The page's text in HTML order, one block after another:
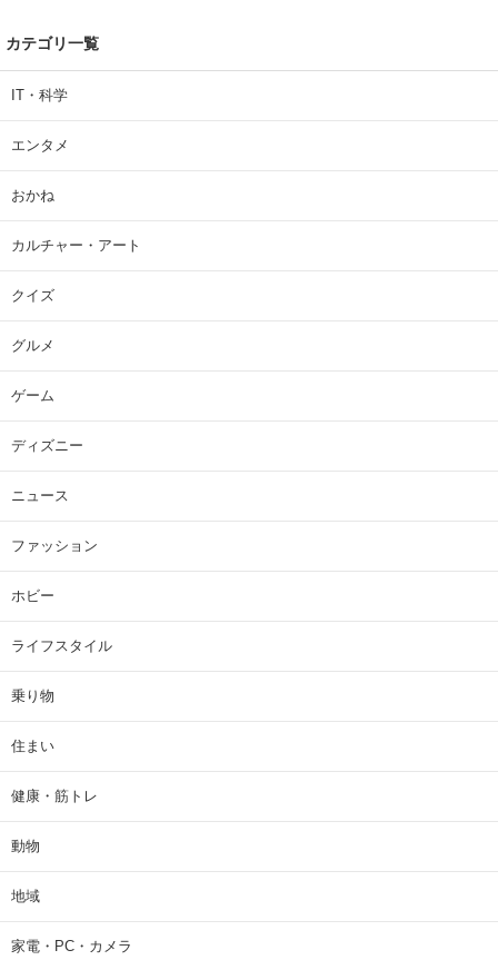
カテゴリ一覧
IT・科学
エンタメ
おかね
カルチャー・アート
クイズ
グルメ
ゲーム
ディズニー
ニュース
ファッション
ホビー
ライフスタイル
乗り物
住まい
健康・筋トレ
動物
地域
家電・PC・カメラ